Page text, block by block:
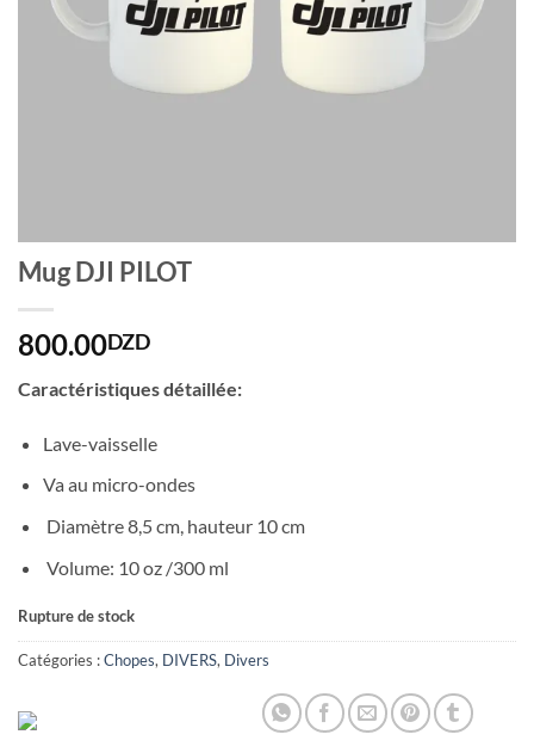
Mug DJI PILOT
800.00DZD
Caractéristiques détaillée:
Lave-vaisselle
Va au micro-ondes
Diamètre 8,5 cm, hauteur 10 cm
Volume: 10 oz /300 ml
Rupture de stock
Catégories :Chopes, DIVERS, Divers